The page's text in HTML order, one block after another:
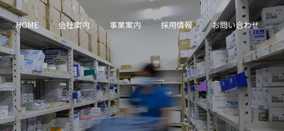
HOME 会社案内 事業案内 採用情報 お問い合わせ